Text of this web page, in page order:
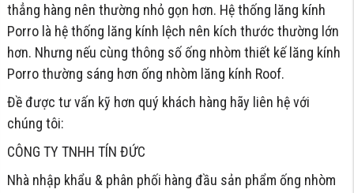
thẳng hàng nên thường nhỏ gọn hơn. Hệ thống lăng kính
Porro là hệ thống lăng kính lệch nên kích thước thường lớn
hơn. Nhưng nếu cùng thông số ống nhòm thiết kế lăng kính
Porro thường sáng hơn ống nhòm lăng kính Roof.
Đề được tư vấn kỹ hơn quý khách hàng hãy liên hệ với
chúng tôi:
CÔNG TY TNHH TÍN ĐỨC
Nhà nhập khẩu & phân phối hàng đầu sản phẩm ống nhòm